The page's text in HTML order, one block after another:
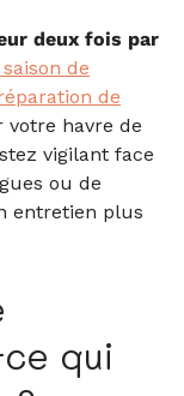
deux fois par
de
de
votre havre de
vigilant face
ou de
entretien plus
qui